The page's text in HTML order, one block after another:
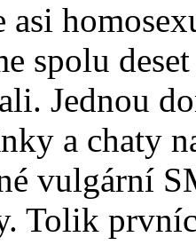
spolu
Jednou
a chaty
vulgární
Tolik